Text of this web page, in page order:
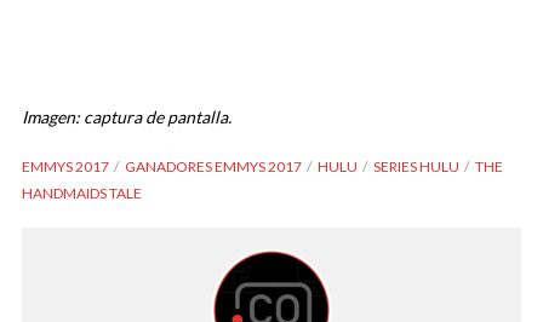
Imagen: captura de pantalla.
EMMYS 2017 GANADORES EMMYS 2017 HULU SERIES HULU
THE
HANDMAIDS TALE